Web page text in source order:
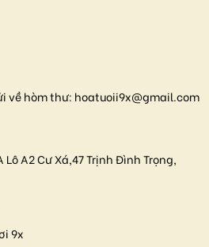
về hòm thư: hoatuoii9x@gmail.com
Lô A2 Cư Xá,47 Trịnh Đình Trọng,
9x